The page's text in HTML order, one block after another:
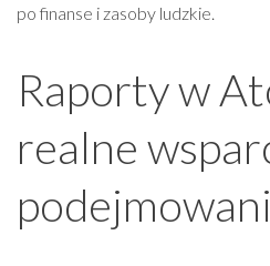
po finanse i zasoby ludzkie.
Raporty w
realne